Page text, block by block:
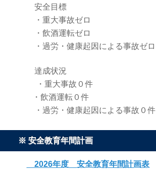
安全目標
・重大事故ゼロ
・飲酒運転ゼロ
・過労・健康起因による事故ゼロ
達成状況
・重大事故０件
・飲酒運転０件
・過労・健康起因による事故０件
※ 安全教育年間計画
2026年度 安全教育年間計画表